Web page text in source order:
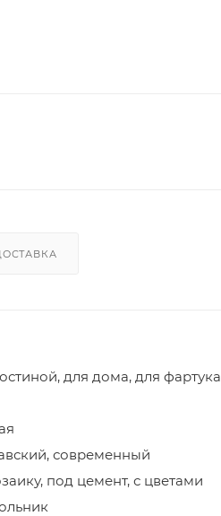
для дома, для фартука
современный
под цемент, с цветами